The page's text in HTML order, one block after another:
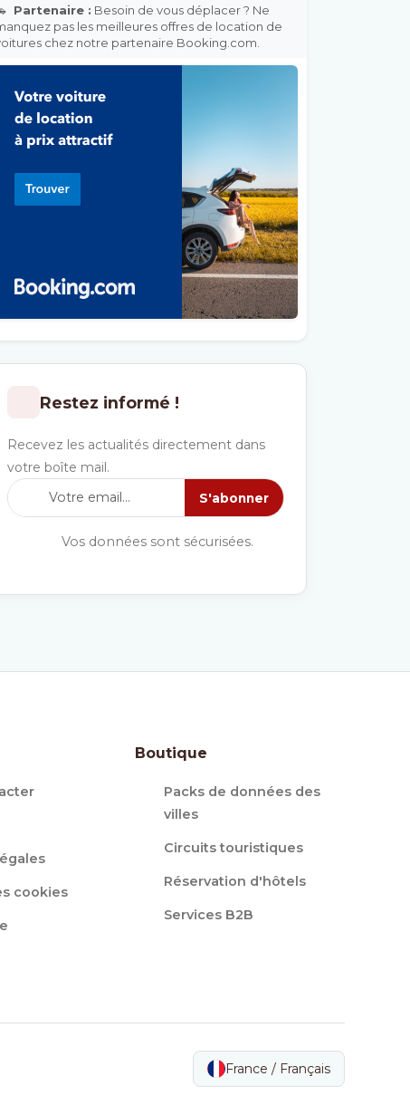
Partenaire : Besoin de vous déplacer ? Ne
pas les meilleures offres de location de
chez notre partenaire Booking.com.
Restez informé !
Recevez les actualités directement dans
votre boîte mail.
S'abonner
Vos données sont sécurisées.
cookies
Boutique
Packs de données des
villes
Circuits touristiques
Réservation d'hôtels
Services B2B
France / Français